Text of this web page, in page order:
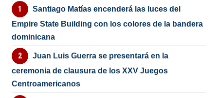
Santiago Matías encenderá las luces del
Empire State Building con los colores de la bandera
dominicana
Juan Luis Guerra se presentará en la
ceremonia de clausura de los XXV Juegos
Centroamericanos